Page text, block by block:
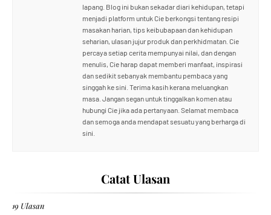
lapang. Blog ini bukan sekadar diari kehidupan, tetapi
menjadi platform untuk Cie berkongsi tentang resipi
masakan harian, tips keibubapaan dan kehidupan
seharian, ulasan jujur produk dan perkhidmatan. Cie
percaya setiap cerita mempunyai nilai, dan dengan
menulis, Cie harap dapat memberi manfaat, inspirasi
dan sedikit sebanyak membantu pembaca yang
singgah ke sini. Terima kasih kerana meluangkan
masa. Jangan segan untuk tinggalkan komen atau
hubungi Cie jika ada pertanyaan. Selamat membaca
dan semoga anda mendapat sesuatu yang berharga di
sini.
Catat Ulasan
19 Ulasan